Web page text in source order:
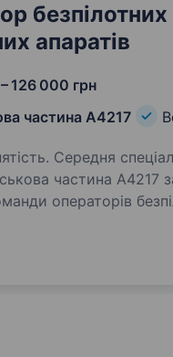
безпілотних
апаратів
126 000 грн
частина А4217
Середня
частина А4217
операторів
безпеки та оборони